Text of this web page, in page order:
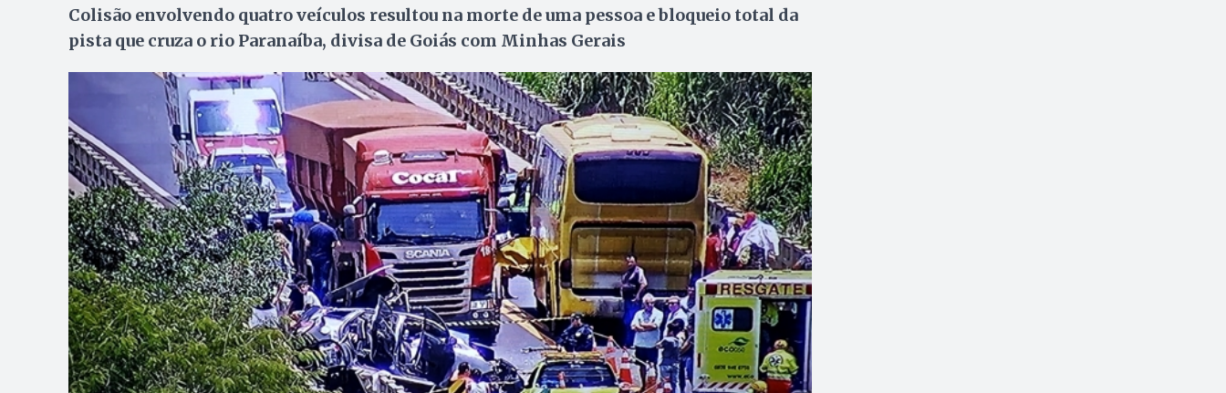
Colisão envolvendo quatro veículos resultou na morte de uma pessoa e bloqueio total da
pista que cruza o rio Paranaíba, divisa de Goiás com Minhas Gerais